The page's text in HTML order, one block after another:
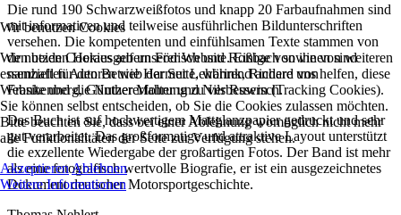
Die rund 190 Schwarzweißfotos und knapp 20 Farbaufnahmen sind
mit informativen und teilweise ausführlichen Bildunterschriften
versehen. Die kompetenten und einfühlsamen Texte stammen von
den beiden Herausgebern Födisch und Roßbach sowie von weiteren
namhaften Autoren wie Harmut Lehbrink, Richard von
Frankenberg, Günther Molter undNils Ruwisch.
Das Buch ist auf hochwertigem Mattglanzpapier gedruckt und sehr
gut verarbeitet. Dasgroßformatige und attraktive Layout unterstützt
die exzellente Wiedergabe der großartigen Fotos. Der Band ist mehr
als eine fotografisch wertvolle Biografie, er ist ein ausgezeichnetes
Dokument deutscher Motorsportgeschichte.
Wir benutzen Cookies
Wir nutzen Cookies auf unserer Website. Einige von ihnen sind
essenziell für den Betrieb der Seite, während andere uns helfen, diese
Website und die Nutzererfahrung zu verbessern (Tracking Cookies).
Sie können selbst entscheiden, ob Sie die Cookies zulassen möchten.
Bitte beachten Sie, dass bei einer Ablehnung womöglich nicht mehr
alle Funktionalitäten der Seite zur Verfügung stehen.
AkzeptierenAblehnen
Weitere Informationen